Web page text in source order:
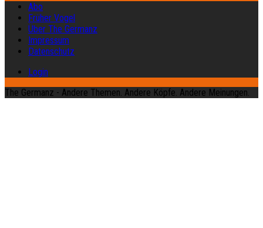
Abo
Früher Vogel
Über The Germanz
Impressum
Datenschutz
Login
The Germanz - Andere Themen. Andere Köpfe. Andere Meinungen.